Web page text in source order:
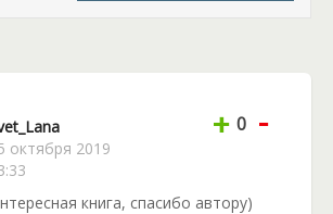
октября 2019
+ 0 -
книга, спасибо автору)